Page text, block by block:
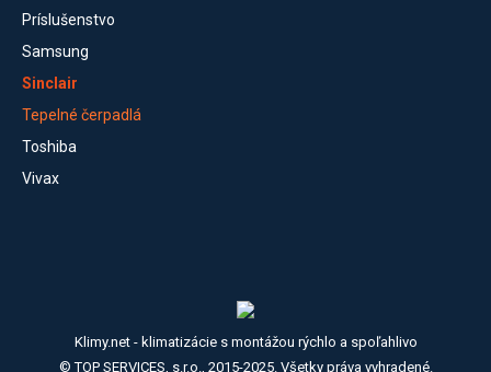
Príslušenstvo
Samsung
Sinclair
Tepelné čerpadlá
Toshiba
Vivax
Klimy.net - klimatizácie s montážou rýchlo a spoľahlivo
© TOP SERVICES, s.r.o., 2015-2025. Všetky práva vyhradené.